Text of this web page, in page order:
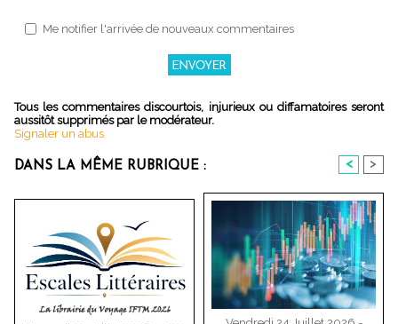
Me notifier l'arrivée de nouveaux commentaires
Tous les commentaires discourtois, injurieux ou diffamatoires seront
aussitôt supprimés par le modérateur.
Signaler un abus
DANS LA MÊME RUBRIQUE : < >